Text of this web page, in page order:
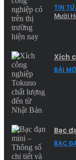
TIN
Mười
Xích
BÀI
Bạc
BẠC